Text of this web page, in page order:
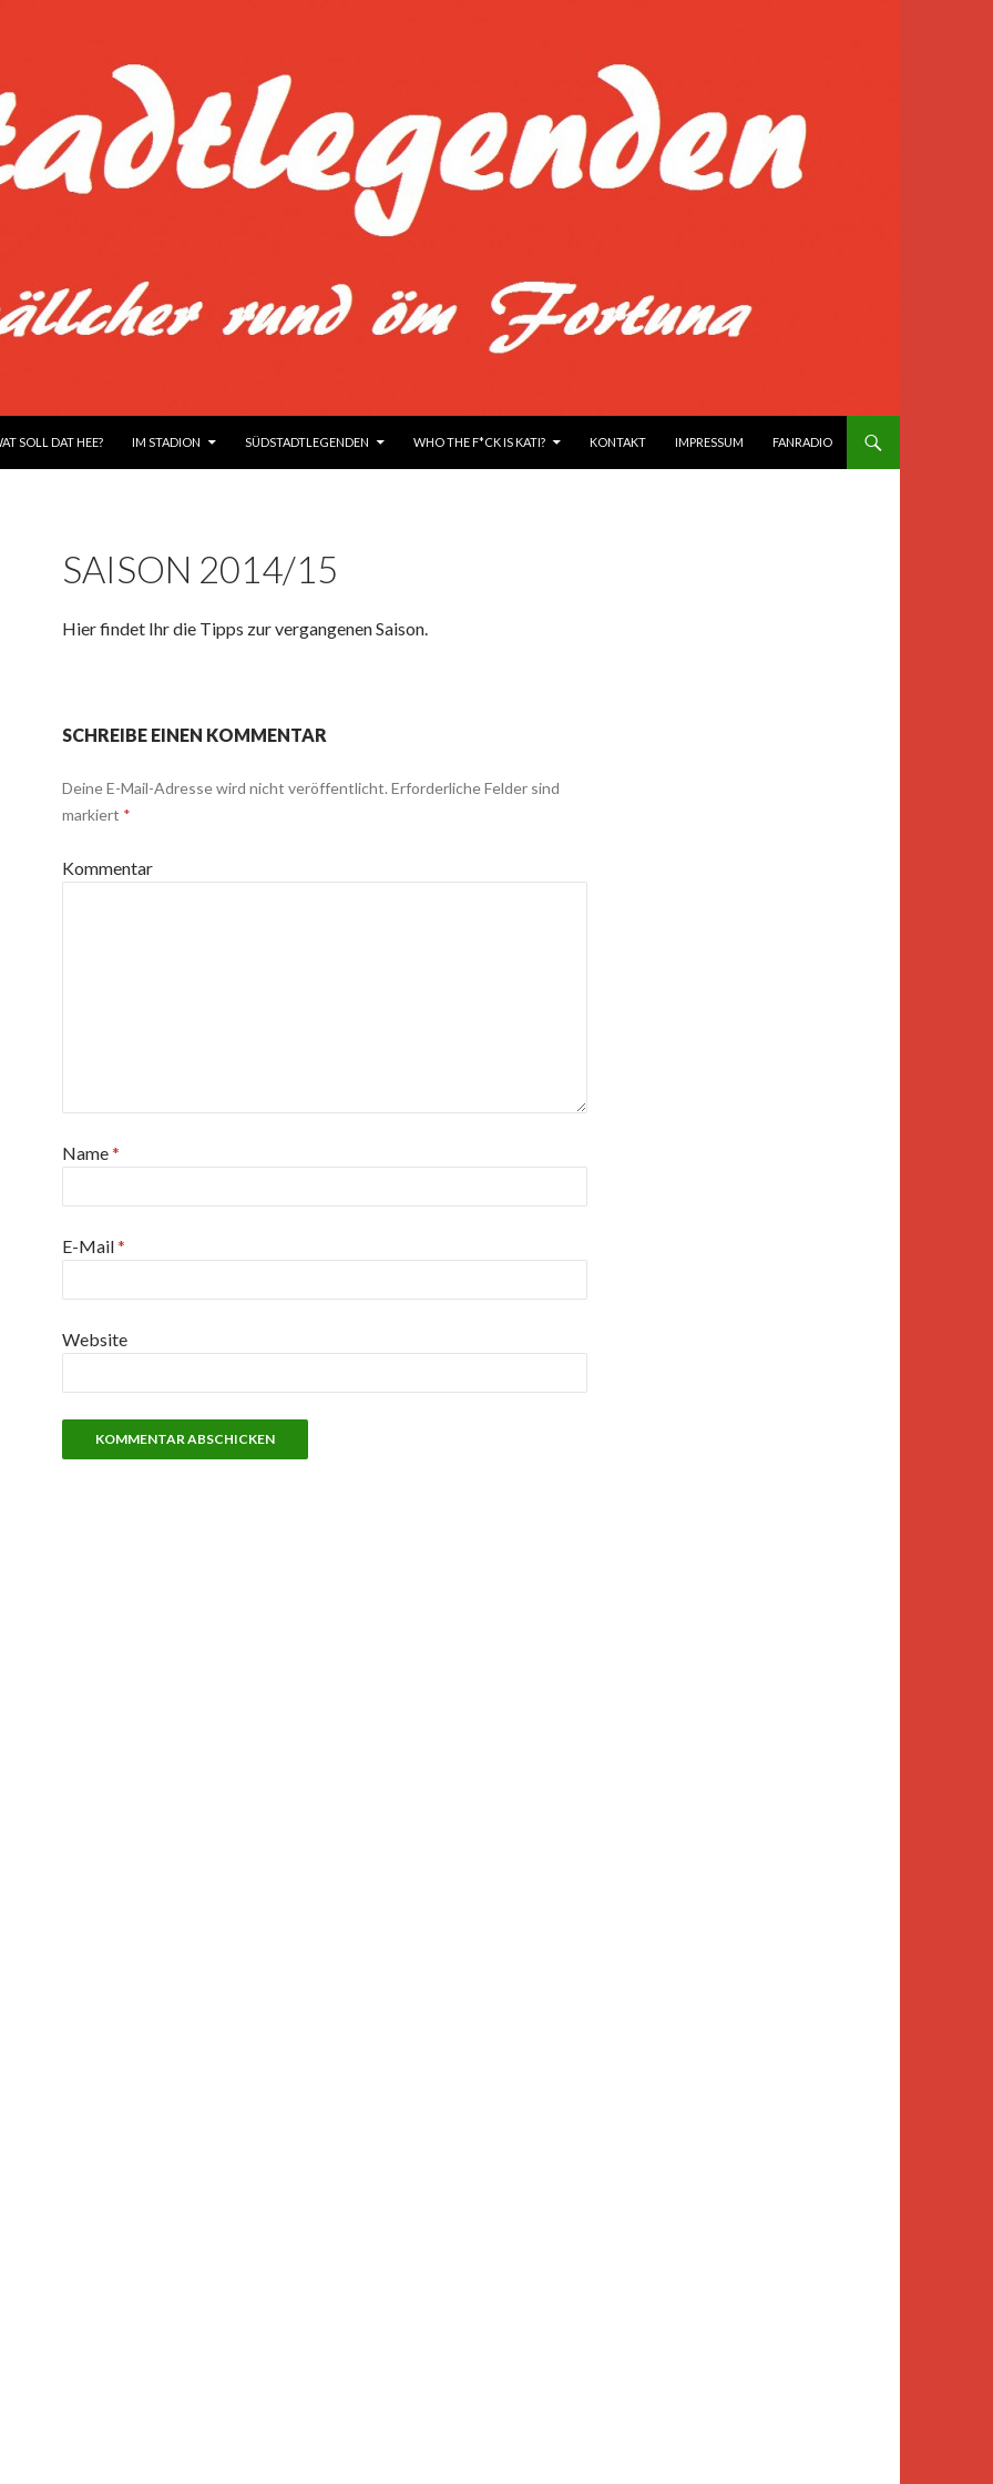
SOLL DAT HEE?
IM STADION SÜDSTADTLEGENDEN WHO THE F*CK IS KATI? KONTAKT IMPRESSUM FANRADIO
SAISON 2014/15
Hier findet Ihr die Tipps zur vergangenen Saison.
SCHREIBE EINEN KOMMENTAR
Deine E-Mail-Adresse wird nicht veröffentlicht. Erforderliche Felder sind
markiert *
Kommentar
Name*
E-Mail*
Website